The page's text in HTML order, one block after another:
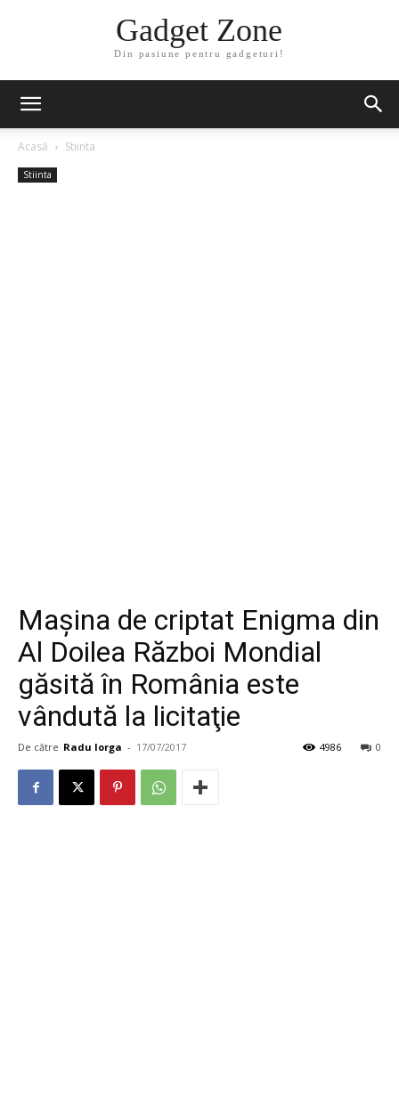
Gadget Zone
Din pasiune pentru gadgeturi!
Acasă Stiinta
Stiinta
Maşina de criptat Enigma din
Al Doilea Război Mondial
găsită în România este
vândută la licitaţie
De către Radu Iorga - 17/07/2017 0
4986